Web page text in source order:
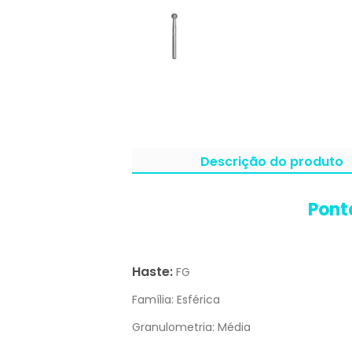
Descrição do produto
Haste: FG
Família: Esférica
Granulometria: Média